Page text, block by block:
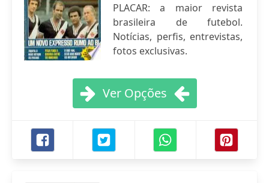
PLACAR: a maior revista
brasileira de futebol.
Notícias, perfis, entrevistas,
fotos exclusivas.
Ver Opções